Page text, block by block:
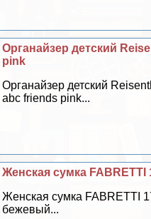
Органайзер детский
pink
Органайзер детский
abc friends pink...
Женская сумка
Женская сумка FABRETTI
бежевый...